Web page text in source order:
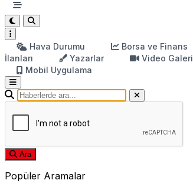
Hava Durumu Borsa ve Finans
İlanları
Yazarlar Video Galeri
Mobil Uygulama
Ara
Popüler Aramalar